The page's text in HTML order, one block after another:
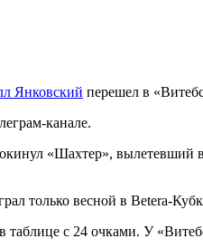
Янковский перешел в
канале.
«Шахтер»,
только весной в Betera-
таблице с 24 очками. У